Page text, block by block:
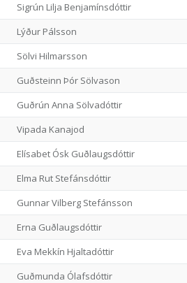
Sigrún Lilja Benjamínsdóttir
Lýður Pálsson
Sölvi Hilmarsson
Guðsteinn Þór Sölvason
Guðrún Anna Sölvadóttir
Vipada Kanajod
Elísabet Ósk Guðlaugsdóttir
Elma Rut Stefánsdóttir
Gunnar Vilberg Stefánsson
Erna Guðlaugsdóttir
Eva Mekkín Hjaltadóttir
Guðmunda Ólafsdóttir